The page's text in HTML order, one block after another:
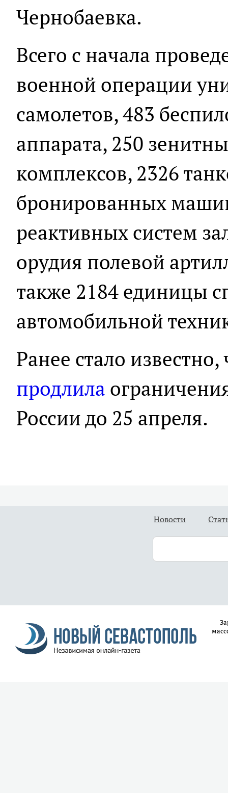
Чернобаевка.
Всего с начала
военной операции
самолетов, 483
аппарата, 250
комплексов, 2326
бронированных
реактивных систем
орудия полевой
также 2184 единицы
автомобильной
Ранее стало
продлила
России до 25 апреля.
Новости